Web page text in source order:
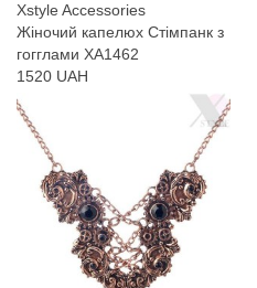
Xstyle Accessories
Жіночий капелюх Стімпанк з
гогглами XA1462
1520 UAH